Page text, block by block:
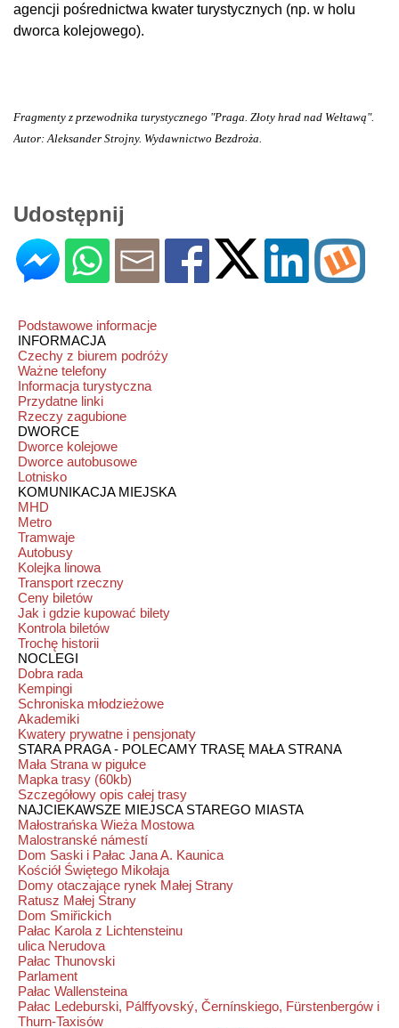
agencji pośrednictwa kwater turystycznych (np. w holu
dworca kolejowego).
Fragmenty z przewodnika turystycznego "Praga. Złoty hrad nad Wełtawą".
Autor: Aleksander Strojny. Wydawnictwo Bezdroża.
Udostępnij
Podstawowe informacje
INFORMACJA
Czechy z biurem podróży
Ważne telefony
Informacja turystyczna
Przydatne linki
Rzeczy zagubione
DWORCE
Dworce kolejowe
Dworce autobusowe
Lotnisko
KOMUNIKACJA MIEJSKA
MHD
Metro
Tramwaje
Autobusy
Kolejka linowa
Transport rzeczny
Ceny biletów
Jak i gdzie kupować bilety
Kontrola biletów
Trochę historii
NOCLEGI
Dobra rada
Kempingi
Schroniska młodzieżowe
Akademiki
Kwatery prywatne i pensjonaty
STARA PRAGA - POLECAMY TRASĘ MAŁA STRANA
Mała Strana w pigułce
Mapka trasy (60kb)
Szczegółowy opis całej trasy
NAJCIEKAWSZE MIEJSCA STAREGO MIASTA
Małostrańska Wieża Mostowa
Malostranské námestí
Dom Saski i Pałac Jana A. Kaunica
Kościół Świętego Mikołaja
Domy otaczające rynek Małej Strany
Ratusz Małej Strany
Dom Smiřickich
Pałac Karola z Lichtensteinu
ulica Nerudova
Pałac Thunovski
Parlament
Pałac Wallensteina
Pałac Ledeburski, Pálffyovský, Černínskiego, Fürstenbergów i
Thurn-Taxisów